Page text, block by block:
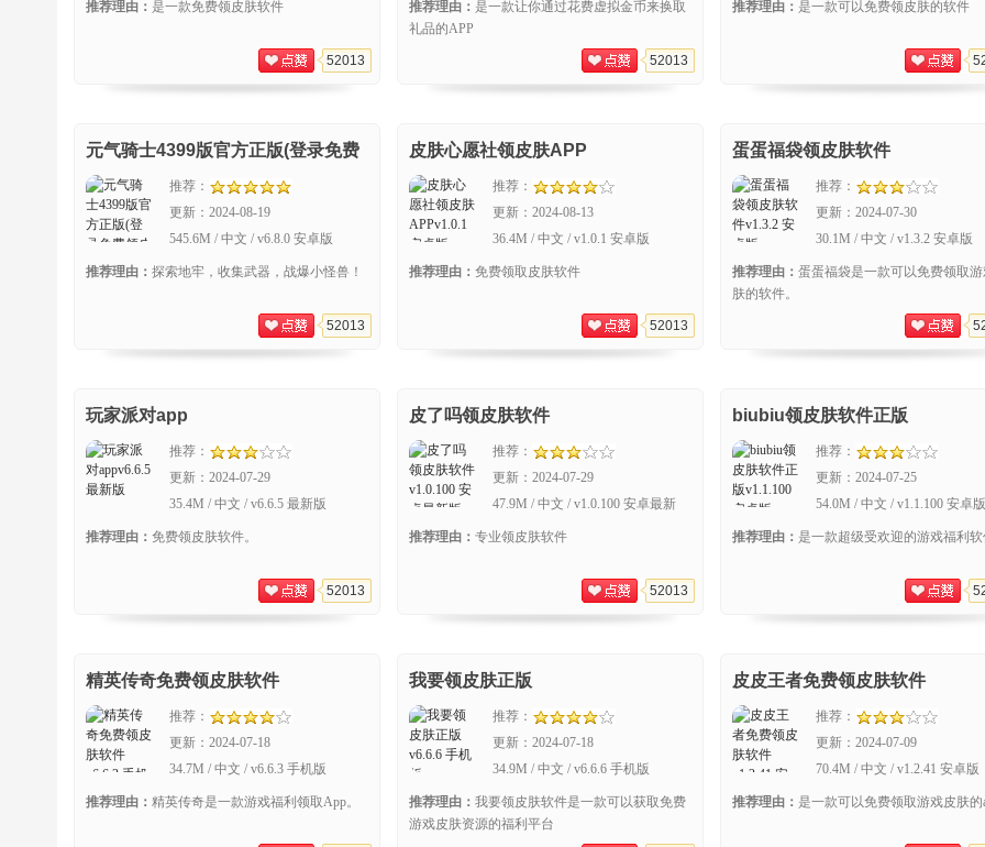
推荐理由： 是一款免费领皮肤软件
52013
推荐理由： 是一款让你通过花费虚拟金币来换取
礼品的APP
52013
推荐理由： 是一款可以免费领皮肤的软件
元气骑士4399版官方正版(登录免费
领皮肤)
推荐：
更新： 2024-08-19
545.6M / 中文 / v6.8.0 安卓版
推荐理由： 探索地牢，收集武器，战爆小怪兽！
52013
皮肤心愿社领皮肤APP
推荐：
更新： 2024-08-13
36.4M / 中文 / v1.0.1 安卓版
推荐理由： 免费领取皮肤软件
52013
蛋蛋福袋领皮肤软件
推荐：
更新： 2024-07-30
30.1M / 中文 / v1.3.2 安卓版
推荐理由： 蛋蛋福袋是一款可以免费领取
肤的软件。
玩家派对app
推荐：
更新： 2024-07-29
35.4M / 中文 / v6.6.5 最新版
推荐理由： 免费领皮肤软件。
52013
皮了吗领皮肤软件
推荐：
更新： 2024-07-29
47.9M / 中文 / v1.0.100 安卓最新
推荐理由： 专业领皮肤软件
52013
biubiu领皮肤软件正版
推荐：
更新： 2024-07-25
54.0M / 中文 / v1.1.100 安卓版
推荐理由： 是一款超级受欢迎的游戏福利
精英传奇免费领皮肤软件
推荐：
更新： 2024-07-18
34.7M / 中文 / v6.6.3 手机版
推荐理由： 精英传奇是一款游戏福利领取App。
我要领皮肤正版
推荐：
更新： 2024-07-18
34.9M / 中文 / v6.6.6 手机版
推荐理由： 我要领皮肤软件是一款可以获取免费
游戏皮肤资源的福利平台
皮皮王者免费领皮肤软件
推荐：
更新： 2024-07-09
70.4M / 中文 / v1.2.41 安卓版
推荐理由： 是一款可以免费领取游戏皮肤的